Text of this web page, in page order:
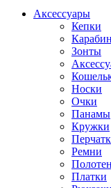
Аксессуары
Кепки
Зонты
Носки
Очки
Панамы
Кружки
Ремни
Платки